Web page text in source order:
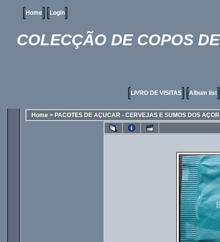
Home Login
COLECÇÃO DE COPOS
LIVRO DE VISITAS Album list
Home > PACOTES DE AÇUCAR - CERVEJAS E SUMOS DOS